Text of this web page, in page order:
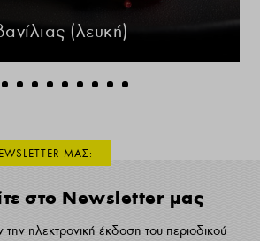
(λευκή)
ΜΑΣ:
στο Newsletter μας
ηλεκτρονική έκδοση του περιοδικού